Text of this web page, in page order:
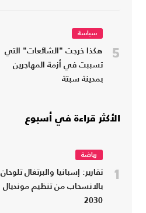
5
سياسة
هكذا خرجت "الشائعات" التي
تسببت في أزمة المهاجرين
بمدينة سبتة
الأكثر قراءة في أسبوع
1
رياضة
تقارير: إسبانيا والبرتغال تلوحان
بالانسحاب من تنظيم مونديال
2030